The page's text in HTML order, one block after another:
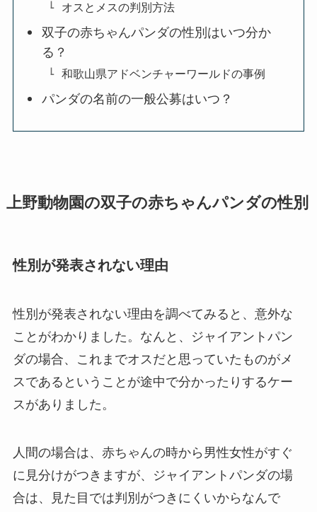
オスとメスの判別方法
双子の赤ちゃんパンダの性別はいつ分か
る？
和歌山県アドベンチャーワールドの事例
パンダの名前の一般公募はいつ？
上野動物園の双子の赤ちゃんパンダの性別
性別が発表されない理由
性別が発表されない理由を調べてみると、意外な
ことがわかりました。なんと、ジャイアントパン
ダの場合、これまでオスだと思っていたものがメ
スであるということが途中で分かったりするケー
スがありました。
人間の場合は、赤ちゃんの時から男性女性がすぐ
に見分けがつきますが、ジャイアントパンダの場
合は、見た目では判別がつきにくいからなんで